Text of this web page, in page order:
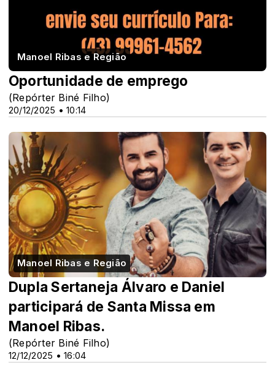
Manoel Ribas e Região
20/12/2025 • 10:14
Oportunidade de emprego
(Repórter Biné Filho)
Manoel Ribas e Região
12/12/2025 • 16:04
Dupla Sertaneja Álvaro e Daniel
participará de Santa Missa em
Manoel Ribas.
(Repórter Biné Filho)